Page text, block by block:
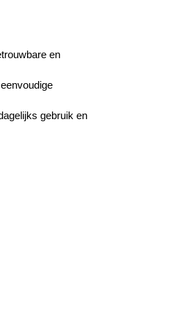
en
gebruik en